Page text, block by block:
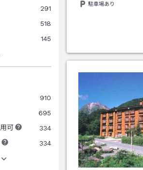
291
518
145
910
695
可
334
334
駐車場あり